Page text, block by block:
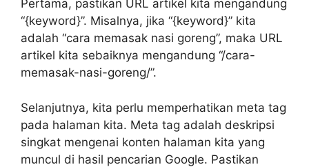
Pertama, pastikan URL artikel kita mengandung
“{keyword}”. Misalnya, jika “{keyword}” kita
adalah “cara memasak nasi goreng”, maka URL
artikel kita sebaiknya mengandung “/cara-
memasak-nasi-goreng/”.
Selanjutnya, kita perlu memperhatikan meta tag
pada halaman kita. Meta tag adalah deskripsi
singkat mengenai konten halaman kita yang
muncul di hasil pencarian Google. Pastikan